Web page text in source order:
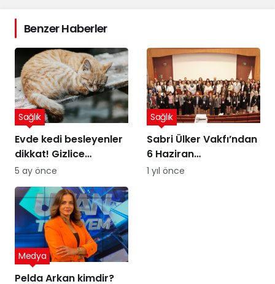
Benzer Haberler
Evde kedi besleyenler
dikkat! Gizlice
yerleşen parazit,
görme kaybına yol
açıyor
Sağlık
5 ay önce
Sabri Ülker Vakfı’ndan
6 Haziran
Diyetisyenler Günü’ne
Sağlık
1 yıl önce
Pelda Arkan kimdir?
Medya